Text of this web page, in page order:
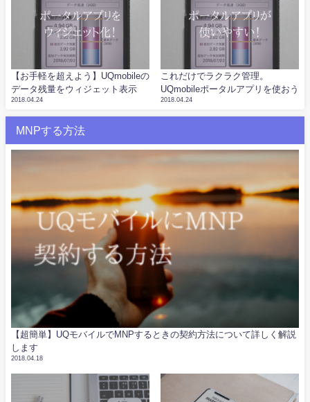
【お手軽を超えよう】UQmobileの
データ残量をウィジェット表示
2018.04.24
これだけでラクラク管理。
UQmobileポータルアプリを使おう
2018.04.24
MNPする方法
【超簡単】UQモバイルでMNPするときの契約方法について詳しく解説
します
2018.04.18